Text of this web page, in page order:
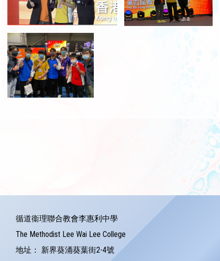
循道衞理聯合教會李惠利中學
The Methodist Lee Wai Lee College
地址：
新界葵涌葵葉街2-4號